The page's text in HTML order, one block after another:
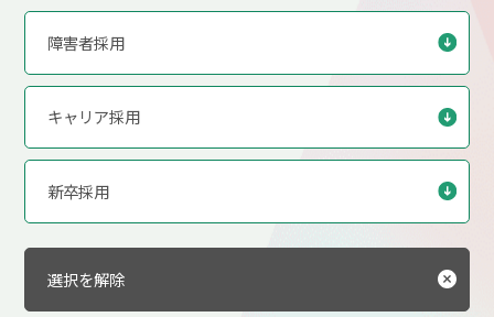
障害者採用
キャリア採用
新卒採用
選択を解除